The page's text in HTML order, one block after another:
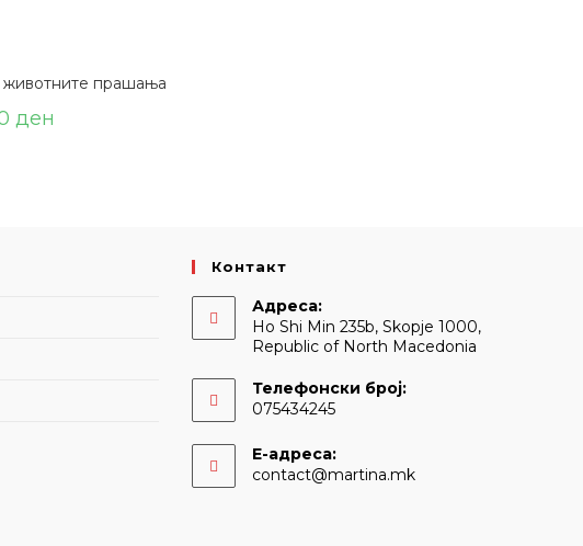
животните прашања
ден
Контакт
Адреса:
Ho Shi Min 235b, Skopje 1000,
Republic of North Macedonia
Телефонски број:
075434245
Е-адреса:
contact@martina.mkOpens